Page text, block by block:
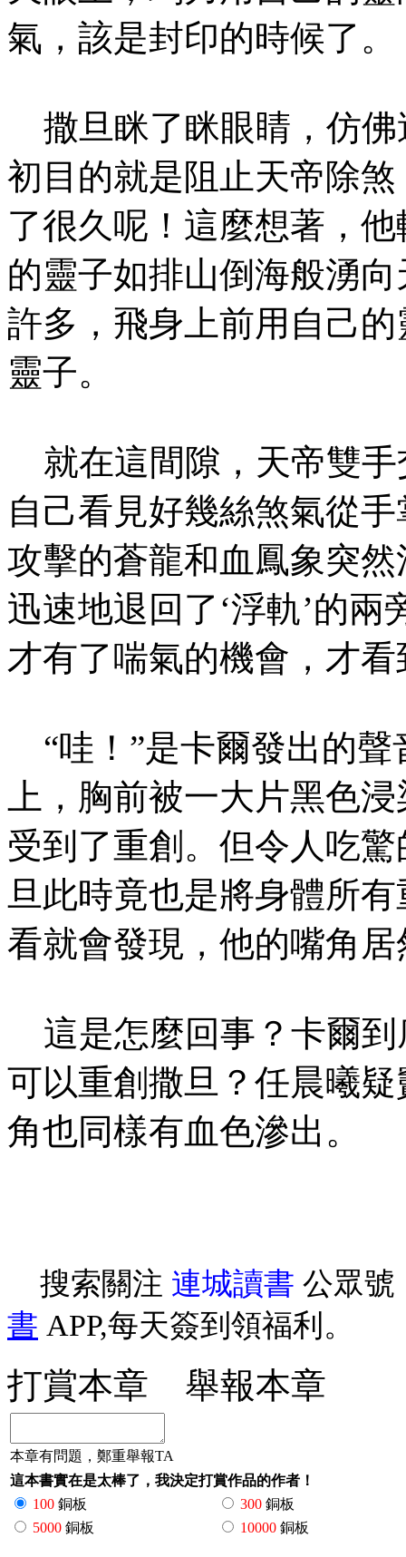
氣，該是封印的時候了。
撒旦眯了眯眼睛，仿佛
初目的就是阻止天帝除
了很久呢！這麼想著，
的靈子如排山倒海般湧
許多，飛身上前用自己
靈子。
就在這間隙，天帝雙手
自己看見好幾絲煞氣從
攻擊的蒼龍和血鳳象突
迅速地退回了‘浮軌’的
才有了喘氣的機會，才
“哇！”是卡爾發出的聲
上，胸前被一大片黑色
受到了重創。但令人吃
旦此時竟也是將身體所
看就會發現，他的嘴角
這是怎麼回事？卡爾到
可以重創撒旦？任晨曦
角也同樣有血色滲出。
搜索關注 連城讀書 公眾號
書 APP,每天簽到領福利。
打賞本章 舉報本章
本章有問題，鄭重舉報TA
這本書實在是太棒了，我決定打賞作品的作者！
100 銅板 300 銅板
5000 銅板 10000 銅板